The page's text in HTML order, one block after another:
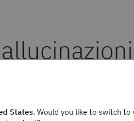
in cui un modello
States. Would you like to switch to